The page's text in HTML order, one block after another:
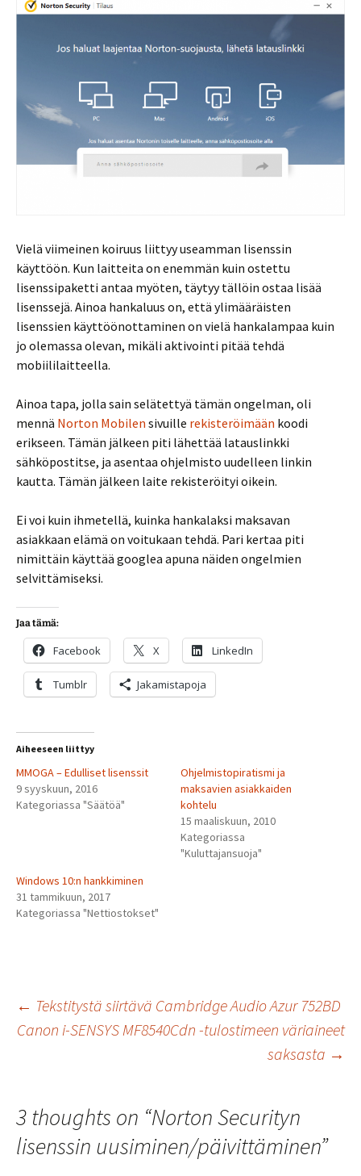
Vielä viimeinen koiruus liittyy useamman lisenssin
käyttöön. Kun laitteita on enemmän kuin ostettu
lisenssipaketti antaa myöten, täytyy tällöin ostaa lisää
lisenssejä. Ainoa hankaluus on, että ylimääräisten
lisenssien käyttöönottaminen on vielä hankalampaa kuin
jo olemassa olevan, mikäli aktivointi pitää tehdä
mobiililaitteella.
Ainoa tapa, jolla sain selätettyä tämän ongelman, oli
mennä Norton Mobilen sivuille rekisteröimään koodi
erikseen. Tämän jälkeen piti lähettää latauslinkki
sähköpostitse, ja asentaa ohjelmisto uudelleen linkin
kautta. Tämän jälkeen laite rekisteröityi oikein.
Ei voi kuin ihmetellä, kuinka hankalaksi maksavan
asiakkaan elämä on voitukaan tehdä. Pari kertaa piti
nimittäin käyttää googlea apuna näiden ongelmien
selvittämiseksi.
Jaa tämä:
Facebook X LinkedIn
Tumblr Jakamistapoja
Aiheeseen liittyy
MMOGA – Edulliset lisenssit
9 syyskuun, 2016
Kategoriassa "Säätöä"
Ohjelmistopiratismi ja
maksavien asiakkaiden
kohtelu
15 maaliskuun, 2010
Kategoriassa
"Kuluttajansuoja"
Windows 10:n hankkiminen
31 tammikuun, 2017
Kategoriassa "Nettiostokset"
Artikkelien
← Tekstitystä siirtävä Cambridge Audio Azur 752BD
Canon i-SENSYS MF8540Cdn -tulostimeen väriaineet
saksasta →
3 thoughts on “Norton Securityn
lisenssin uusiminen/päivittäminen”